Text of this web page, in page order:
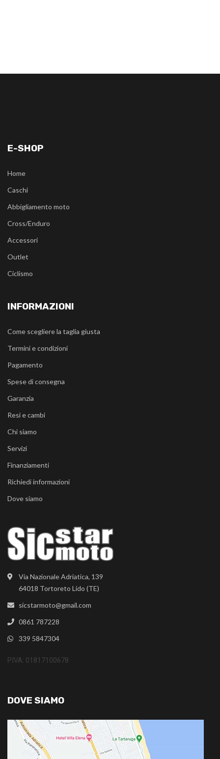
Via Nazionale Adriatica, 139
64018 Tortoreto Lido (TE)
sicstarmoto@gmail.com
0861 787228
339 5847304
P.IVA: 01817100678
E-SHOP
Home
Caschi
Abbigliamento moto
Cross/Enduro
Accessori
Outlet
Ciclismo
INFORMAZIONI
Come scegliere la taglia giusta
Termini e condizioni
Pagamento
Spese di consegna
Garanzia
Resi e cambi
Chi siamo
Servizi
Finanziamenti
Richiedi informazioni
Dove siamo
DOVE SIAMO